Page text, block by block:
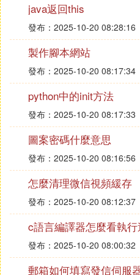
kill 20930 ;
kill 20932 ;
kill 20934 ;
kill 20936 ;
kill 20938 ;
kill 20940 ;
用top看資源消耗。
❹ linux shell腳本讀
$# 是傳給腳本的參數個數
$0 是腳本本身的名字
$1是傳遞給該shell腳本的
$2是傳遞給該shell腳本的
$@ 是傳給腳本的所有參
java返回this
發布：2025-10-20 08:28:16
製作腳本網站
發布：2025-10-20 08:17:34
python中的init方法
發布：2025-10-20 08:17:33
圖案密碼什麼意思
發布：2025-10-20 08:16:56
怎麼清理微信視頻緩存
發布：2025-10-20 08:12:37
c語言編譯器怎麼看執行
發布：2025-10-20 08:00:32
郵箱如何填寫發信伺服